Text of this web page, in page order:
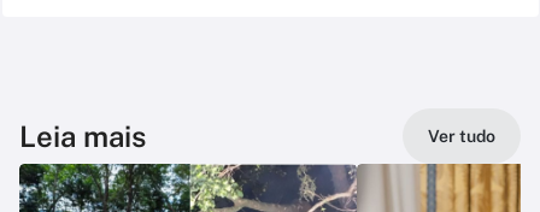
Leia mais Ver tudo